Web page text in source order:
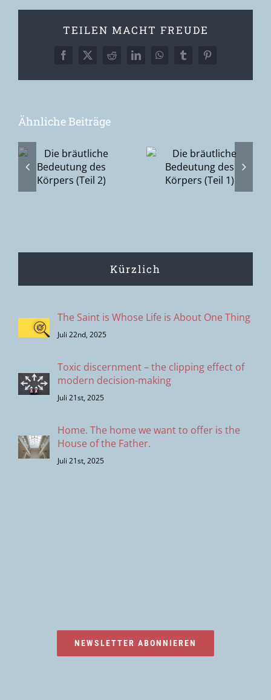
TEILEN MACHT FREUDE
Facebook
X RedditLinkedInWhatsAppTumblrPinterest
Ähnliche Beiträge
Die bräutliche
Bedeutung
des Körpers
Scham (2):
Vom
Zudecken hin
Kürzlich
The Saint is Whose Life is About One Thing
Juli 22nd, 2025
Toxic discernment – the clipping effect of
modern decision-making
Juli 21st, 2025
Home. The home we want to offer is the
House of the Father.
Juli 21st, 2025
NEWSLETTER ABONNIEREN